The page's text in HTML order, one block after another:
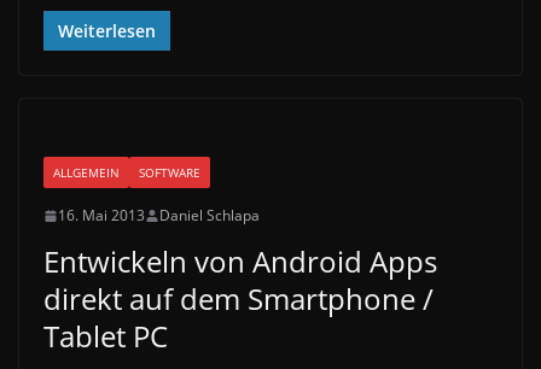
Weiterlesen
ALLGEMEIN SOFTWARE
16. Mai 2013 Daniel Schlapa
Entwickeln von Android Apps
direkt auf dem Smartphone /
Tablet PC